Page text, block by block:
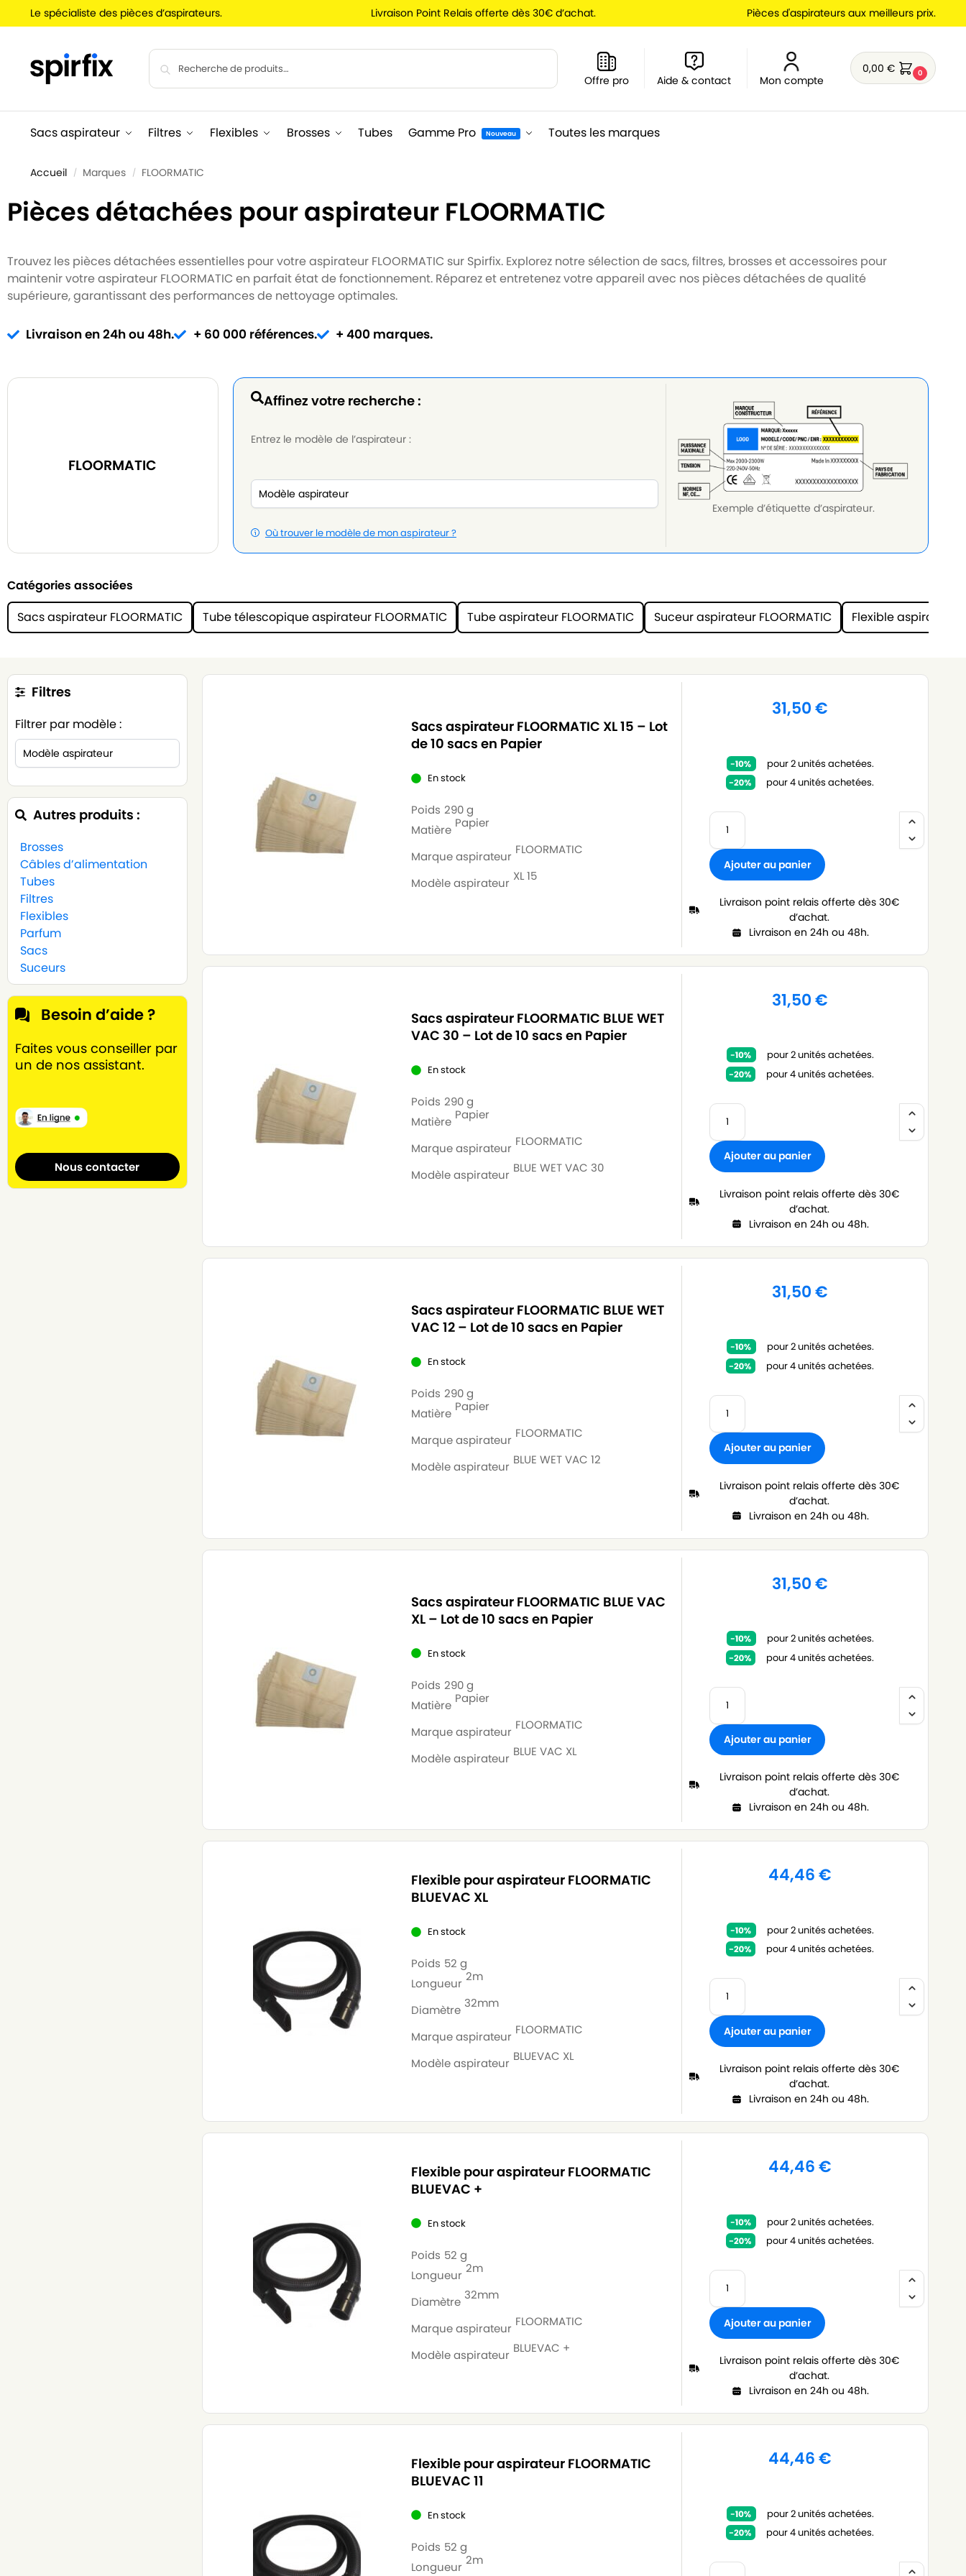
Le spécialiste des pièces d’aspirateurs. Livraison Point Relais offerte dès 30€ d’achat. Pièces d'aspirateurs aux meilleurs prix.
Offre pro Aide & contact Mon compte
0,00€ 0
Sacs aspirateur Filtres Flexibles Brosses Tubes Gamme Pro Nouveau Toutes les marques
Accueil / Marques / FLOORMATIC
Pièces détachées pour aspirateur FLOORMATIC
Trouvez les pièces détachées essentielles pour votre aspirateur FLOORMATIC sur Spirfix. Explorez notre sélection de sacs, filtres, brosses et accessoires pour
maintenir votre aspirateur FLOORMATIC en parfait état de fonctionnement. Réparez et entretenez votre appareil avec nos pièces détachées de qualité
supérieure, garantissant des performances de nettoyage optimales.
Livraison en 24h ou 48h. + 60 000 références. + 400 marques.
FLOORMATIC
Affinez votre recherche :
Entrez le modèle de l’aspirateur :
Où trouver le modèle de mon aspirateur ?
Exemple d’étiquette d’aspirateur.
Catégories associées
Sacs aspirateur FLOORMATIC
Tube télescopique aspirateur FLOORMATIC Tube aspirateur FLOORMATIC Suceur aspirateur FLOORMATIC Flexible aspirateur
Filtres
Filtrer par modèle :
Autres produits :
Brosses
Câbles d’alimentation
Tubes
Filtres
Flexibles
Parfum
Sacs
Suceurs
Besoin d’aide ?
Faites vous conseiller par
un de nos assistant.
Nous contacter
Sacs aspirateur FLOORMATIC XL 15 – Lot
de 10 sacs en Papier
En stock
Poids 290 g
Matière Papier
Marque aspirateur FLOORMATIC
Modèle aspirateur XL 15
31,50€
pour 2 unités achetées.
pour 4 unités achetées.
Ajouter au panier
Livraison point relais offerte dès 30€
d’achat.
Livraison en 24h ou 48h.
Sacs aspirateur FLOORMATIC BLUE WET
VAC 30 – Lot de 10 sacs en Papier
En stock
Poids 290 g
Matière Papier
Marque aspirateur FLOORMATIC
Modèle aspirateur BLUE WET VAC 30
31,50€
pour 2 unités achetées.
pour 4 unités achetées.
Ajouter au panier
Livraison point relais offerte dès 30€
d’achat.
Livraison en 24h ou 48h.
Sacs aspirateur FLOORMATIC BLUE WET
VAC 12 – Lot de 10 sacs en Papier
En stock
Poids 290 g
Matière Papier
Marque aspirateur FLOORMATIC
Modèle aspirateur BLUE WET VAC 12
31,50€
pour 2 unités achetées.
pour 4 unités achetées.
Ajouter au panier
Livraison point relais offerte dès 30€
d’achat.
Livraison en 24h ou 48h.
Sacs aspirateur FLOORMATIC BLUE VAC
XL – Lot de 10 sacs en Papier
En stock
Poids 290 g
Matière Papier
Marque aspirateur FLOORMATIC
Modèle aspirateur BLUE VAC XL
31,50€
pour 2 unités achetées.
pour 4 unités achetées.
Ajouter au panier
Livraison point relais offerte dès 30€
d’achat.
Livraison en 24h ou 48h.
Flexible pour aspirateur FLOORMATIC
BLUEVAC XL
En stock
Poids 52 g
Longueur 2m
Diamètre 32mm
Marque aspirateur FLOORMATIC
Modèle aspirateur BLUEVAC XL
44,46€
pour 2 unités achetées.
pour 4 unités achetées.
Ajouter au panier
Livraison point relais offerte dès 30€
d’achat.
Livraison en 24h ou 48h.
Flexible pour aspirateur FLOORMATIC
BLUEVAC +
En stock
Poids 52 g
Longueur 2m
Diamètre 32mm
Marque aspirateur FLOORMATIC
Modèle aspirateur BLUEVAC +
44,46€
pour 2 unités achetées.
pour 4 unités achetées.
Ajouter au panier
Livraison point relais offerte dès 30€
d’achat.
Livraison en 24h ou 48h.
Flexible pour aspirateur FLOORMATIC
BLUEVAC 11
En stock
Poids 52 g
Longueur 2m
44,46€
pour 2 unités achetées.
pour 4 unités achetées.